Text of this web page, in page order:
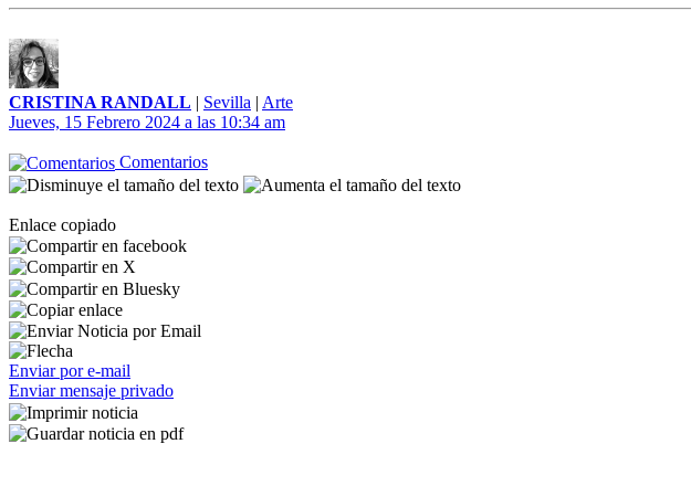
CRISTINA RANDALL | Sevilla | Arte
Jueves, 15 Febrero 2024 a las 10:34 am
Comentarios
Enlace copiado
Enviar por e-mail
Enviar mensaje privado